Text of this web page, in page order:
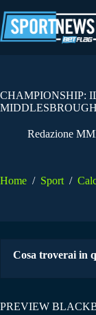
al
contenuto
CHAMPIONSHIP:
MIDDLESBROUGH
Redazione
Home / Sport /
Cosa troverai in
PREVIEW